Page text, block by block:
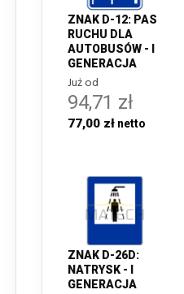
ZNAK D-12: PAS
RUCHU DLA
AUTOBUSÓW - I
GENERACJA
Już od
94,71 zł
77,00 zł
ZNAK D-26D:
NATRYSK - I
GENERACJA